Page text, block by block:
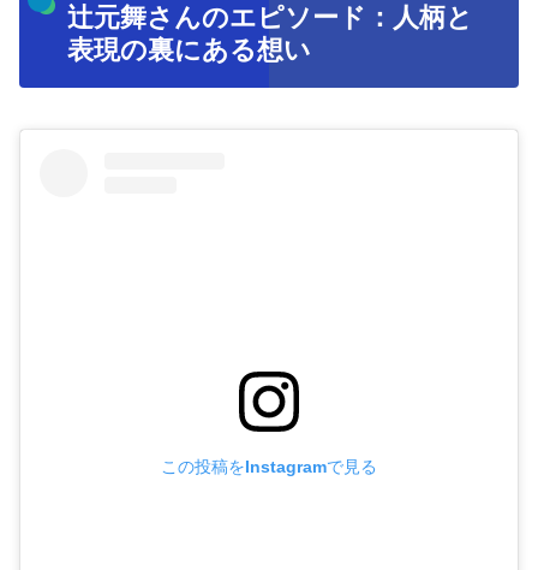
辻元舞さんのエピソード：人柄と
表現の裏にある想い
この投稿をInstagramで見る